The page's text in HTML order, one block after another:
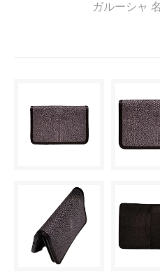
ガルーシャ